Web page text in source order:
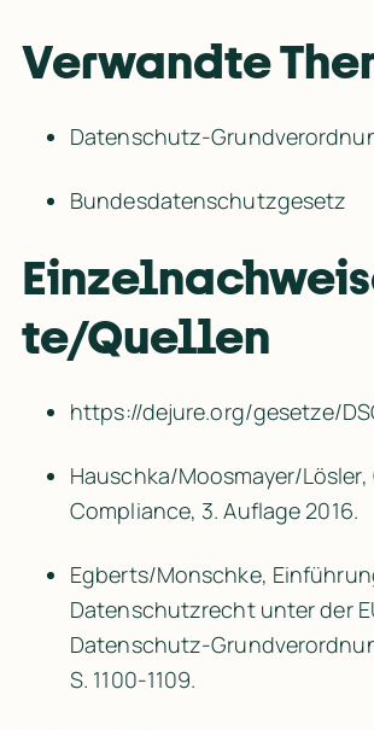
Verwandte
Datenschutz-
Bundesdatenschutzgesetz
te/Quellen
https:/​/​dejure.org/​gesetze/​
Hauschka/Moosmayer/
Compliance, 3. Auflage 2016.
Egberts/Monschke,
Datenschutzrecht unter der
Datenschutz-
S. 1100-1109.